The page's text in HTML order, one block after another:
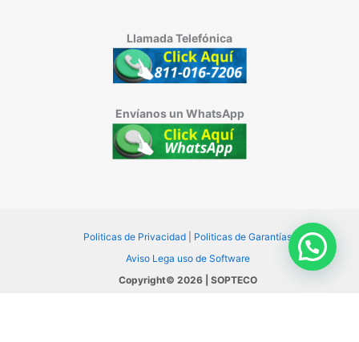
Llamada Telefónica
Envíanos un WhatsApp
Politicas de Privacidad
Politicas de Garantías
Aviso Lega uso de Software
Copyright© 2026 | SOPTECO